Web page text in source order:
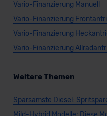
Vario-Finanzierung Manuell
Vario-Finanzierung
Vario-Finanzierung
Vario-Finanzierung
Weitere Themen
Sparsamste Diesel: